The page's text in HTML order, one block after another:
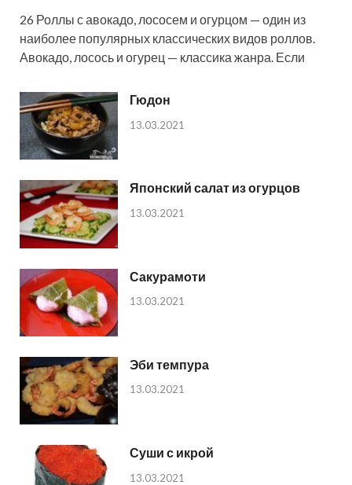
26 Роллы с авокадо, лососем и огурцом — один из
наиболее популярных классических видов роллов.
Авокадо, лосось и огурец — классика жанра. Если
Гюдон
13.03.2021
Японский салат из огурцов
13.03.2021
Сакурамоти
13.03.2021
Эби темпура
13.03.2021
Суши с икрой
13.03.2021